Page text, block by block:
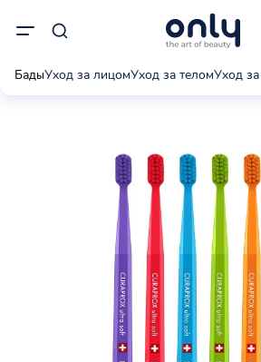
БадыУход за лицомУход за теломУход